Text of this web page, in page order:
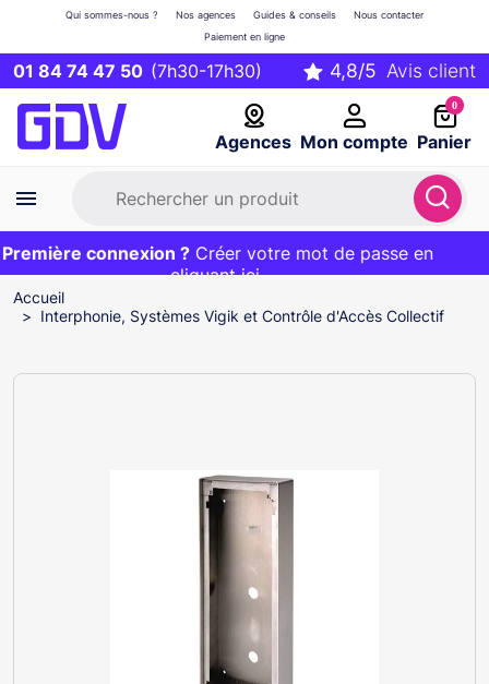
01 84 74 47 50 (7h30-17h30)
Agences Mon compte
Qui sommes-nous ? Nos agences Guides & conseils
Nous contacter
Paiement en ligne
0
Panier
Première commande ?20€ OFFERT sur votre panier
et livraison 24/48h gratuite avec le codeBIENVENUE
connexion ? Créer votre mot de passe en
cliquant ici
EXCLU WEB :
Accueil
Interphonie, Systèmes Vigik et Contrôle d'Accès Collectif